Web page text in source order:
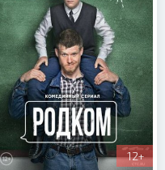
12+